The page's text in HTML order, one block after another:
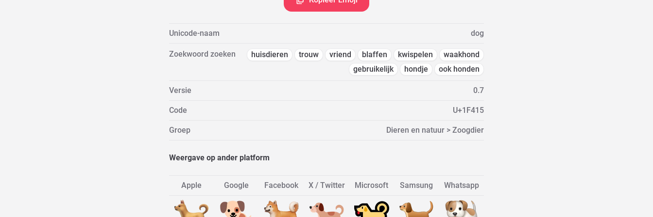
Unicode-naam dog
Zoekwoord zoeken huisdieren trouw vriend blaffen kwispelen
waakhond
gebruikelijk
hondje ook honden
Versie 0.7
Code U+1F415
Groep Dieren en natuur > Zoogdier
Weergave op ander platform
Apple Google Facebook X / Twitter Microsoft Samsung Whatsapp